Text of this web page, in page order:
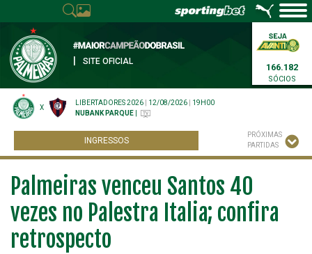
SITE OFICIAL
166.182
SÓCIOS
X
LIBERTADORES 2026 12/08/2026
19H00
NUBANK PARQUE
INGRESSOS
PRÓXIMAS
PARTIDAS
Palmeiras venceu Santos 40
vezes no Palestra Italia; confira
retrospecto